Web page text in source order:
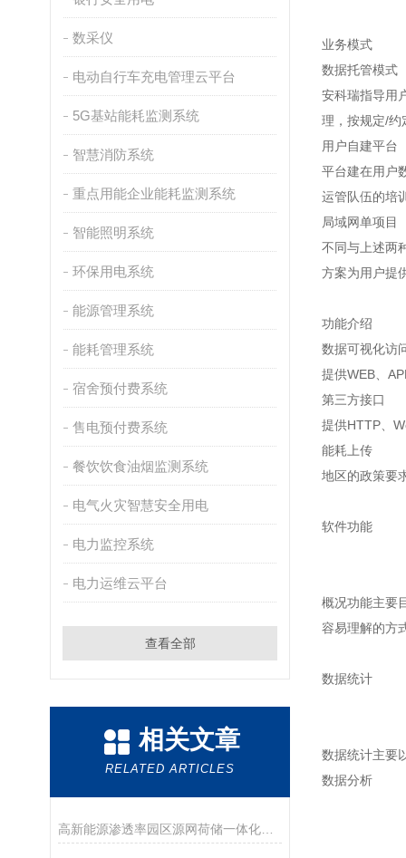
数采仪
电动自行车充电管理云平台
5G基站能耗监测系统
智慧消防系统
重点用能企业能耗监测系统
智能照明系统
环保用电系统
能源管理系统
能耗管理系统
宿舍预付费系统
售电预付费系统
餐饮饮食油烟监测系统
电气火灾智慧安全用电
电力监控系统
电力运维云平台
查看全部
相关文章
RELATED ARTICLES
高新能源渗透率园区源网荷储一体化规划及智慧能源管理系统
业务模式
数据托管模式
安科瑞指导用
理，按规定/约
用户自建平台
平台建在用户
运管队伍的培
局域网单项目
不同与上述两
方案为用户提
功能介绍
数据可视化访
提供WEB、
第三方接口
提供HTTP、
能耗上传
地区的政策要
软件功能
概况功能主要
容易理解的方
数据统计
数据统计主要
数据分析